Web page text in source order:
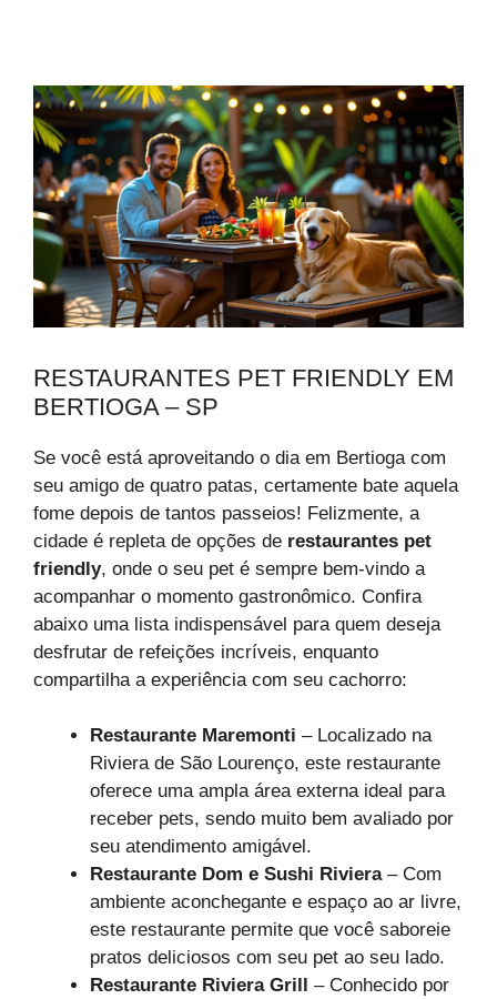
RESTAURANTES PET FRIENDLY EM
BERTIOGA – SP
Se você está aproveitando o dia em Bertioga com
seu amigo de quatro patas, certamente bate aquela
fome depois de tantos passeios! Felizmente, a
cidade é repleta de opções de restaurantes pet
friendly, onde o seu pet é sempre bem-vindo a
acompanhar o momento gastronômico. Confira
abaixo uma lista indispensável para quem deseja
desfrutar de refeições incríveis, enquanto
compartilha a experiência com seu cachorro:
Restaurante Maremonti – Localizado na
Riviera de São Lourenço, este restaurante
oferece uma ampla área externa ideal para
receber pets, sendo muito bem avaliado por
seu atendimento amigável.
Restaurante Dom e Sushi Riviera– Com
ambiente aconchegante e espaço ao ar livre,
este restaurante permite que você saboreie
pratos deliciosos com seu pet ao seu lado.
Restaurante Riviera Grill – Conhecido por